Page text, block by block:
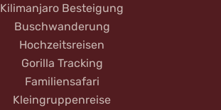
Kilimanjaro Besteigung
Buschwanderung
Hochzeitsreisen
Gorilla Tracking
Familiensafari
Kleingruppenreise